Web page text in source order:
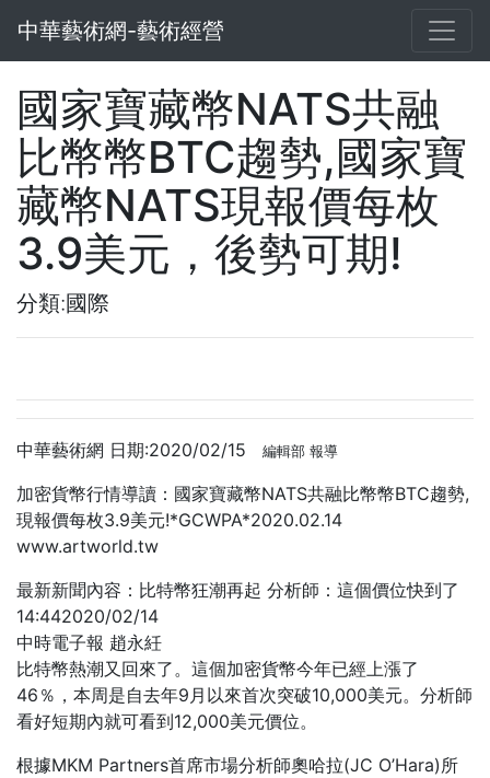
中華藝術網-藝術經營
國家寶藏幣NATS共融
比幣幣BTC趨勢,國家寶
藏幣NATS現報價每枚
3.9美元，後勢可期!
分類:國際
中華藝術網 日期:2020/02/15 編輯部 報導
加密貨幣行情導讀：國家寶藏幣NATS共融比幣幣BTC趨勢,
現報價每枚3.9美元!*GCWPA*2020.02.14
www.artworld.tw
最新新聞內容：比特幣狂潮再起 分析師：這個價位快到了
14:442020/02/14
中時電子報 趙永紝
比特幣熱潮又回來了。這個加密貨幣今年已經上漲了
46％，本周是自去年9月以來首次突破10,000美元。分析師
看好短期內就可看到12,000美元價位。
根據MKM Partners首席市場分析師奧哈拉(JC O’Hara)所